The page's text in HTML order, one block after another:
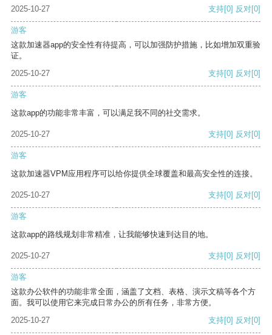
2025-10-27
支持[0] 反对[0]
游客
这款加速器app的安全性有待提高，可以加强防护措施，比如增加双重验
证。
2025-10-27
支持[0] 反对[0]
游客
这款app的功能非常丰富，可以满足我不同的社交需求。
2025-10-27 支持[0] 反对[0]
游客
这款加速器VPM应用程序可以给你提供全球覆盖和最高安全性的连接。
2025-10-27 支持[0] 反对[0]
游客
这款app的路线规划非常精准，让我能够快速到达目的地。
2025-10-27 支持[0] 反对[0]
游客
这款办公软件的功能非常全面，涵盖了文档、表格、演示文稿等各个方
面。我可以使用它来完成日常办公的所有任务，非常方便。
2025-10-27
支持[0] 反对[0]